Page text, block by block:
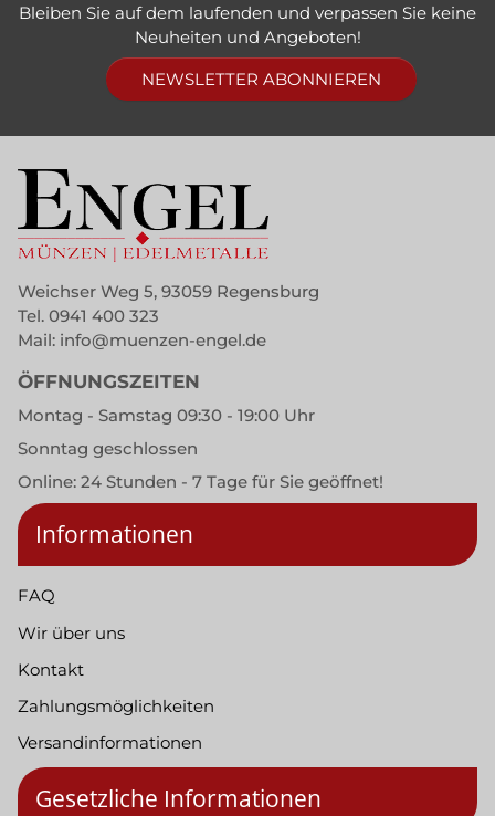
Bleiben Sie auf dem laufenden und verpassen Sie keine
Neuheiten und Angeboten!
NEWSLETTER ABONNIEREN
Weichser Weg 5, 93059 Regensburg
Tel. 0941 400 323
Mail: info@muenzen-engel.de
ÖFFNUNGSZEITEN
Montag - Samstag 09:30 - 19:00 Uhr
Sonntag geschlossen
Online: 24 Stunden - 7 Tage für Sie geöffnet!
Informationen
FAQ
Wir über uns
Kontakt
Zahlungsmöglichkeiten
Versandinformationen
Gesetzliche Informationen